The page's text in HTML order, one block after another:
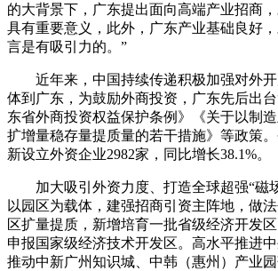
的大背景下，广东提出面向高端产业招商
具有重要意义，此外，广东产业基础良好
言是有吸引力的。”
近年来，中国持续传递积极加强对外开
体到广东，为鼓励外商投资，广东先后出
东省外商投资权益保护条例》《关于以制
扩增量稳存量提质量的若干措施》等政策
新设立外资企业2982家，同比增长38.1%。
加大吸引外资力度、打造全球超强“磁
以园区为载体，建强招商引资主阵地，做
区扩量提质，新增培育一批省级经济开发
申报国家级经济技术开发区。高水平推进中
推动中新广州知识城、中韩（惠州）产业